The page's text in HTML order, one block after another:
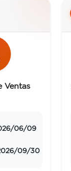
Ventas
06/09
09/30